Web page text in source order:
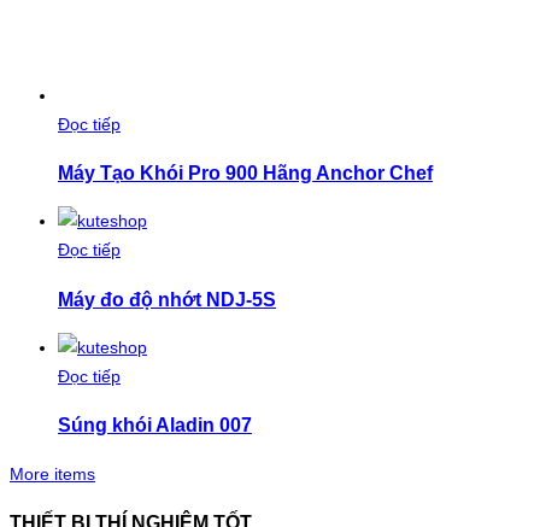
Đọc tiếp
Máy Tạo Khói Pro 900 Hãng Anchor Chef
Đọc tiếp
Máy đo độ nhớt NDJ-5S
Đọc tiếp
Súng khói Aladin 007
More items